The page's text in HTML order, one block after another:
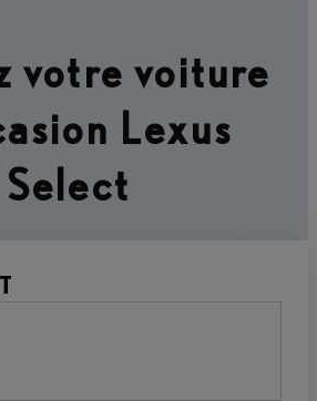
votre voiture
Lexus
Select